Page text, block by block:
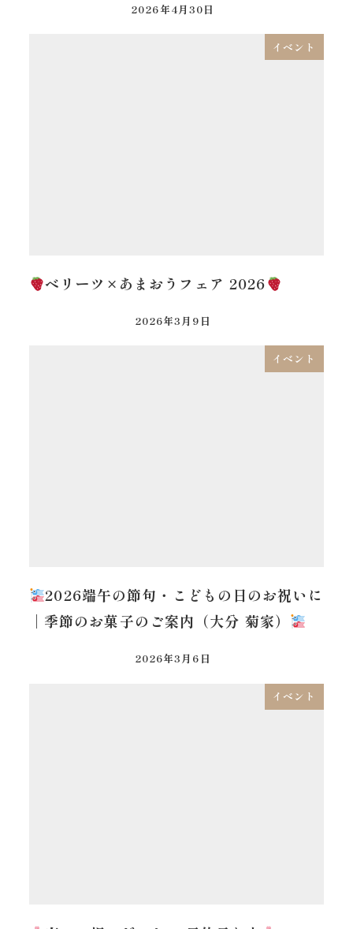
2026年4月30日
イベント
ベリーツ×あまおうフェア 2026
2026年3月9日
イベント
2026端午の節句・こどもの日のお祝いに
｜季節のお菓子のご案内（大分 菊家）
2026年3月6日
イベント